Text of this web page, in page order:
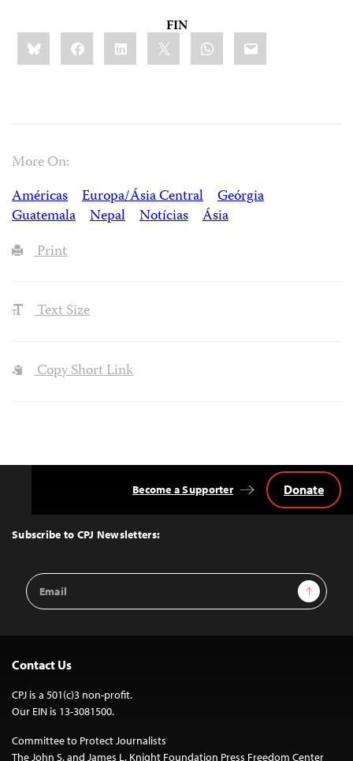
FIN
Share
this:BlueskyFacebookLinkedIn WhatsApp
Email
More On:
Américas
Europa/Ásia Central
Geórgia
Guatemala
Nepal Notícias
Ásia
Print
Text Size
Copy Short Link
Top
Subscribe to CPJ Newsletters:
Email
Address
Sign Up
Become a Supporter Donate
Contact Us
CPJ is a 501(c)3 non-profit.
Our EIN is 13-3081500.
Committee to Protect Journalists
The John S. and James L. Knight Foundation Press Freedom Center